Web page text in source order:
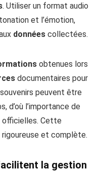
. Utiliser un format audio
et l’émotion,
données collectées.
obtenues lors
documentaires pour
peuvent être
d’où l’importance de
officielles. Cette
rigoureuse et complète.
la gestion